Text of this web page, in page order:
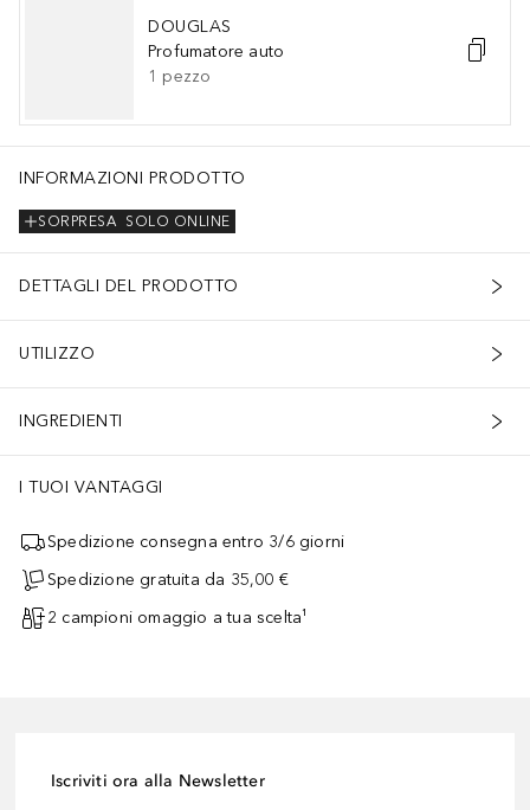
DOUGLAS
Profumatore auto
1 pezzo
INFORMAZIONI PRODOTTO
SOLO ONLINE
SORPRESA
DETTAGLI DEL PRODOTTO
UTILIZZO
INGREDIENTI
I TUOI VANTAGGI
Spedizione consegna entro 3/6 giorni
Spedizione gratuita da 35,00 €
2 campioni omaggio a tua scelta¹
Iscriviti ora alla Newsletter